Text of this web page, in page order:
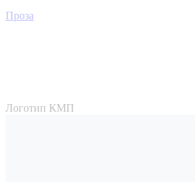
Проза
Логотип КМП